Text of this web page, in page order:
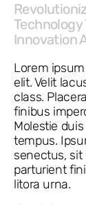
Technology
Innovation
Lorem
elit. Velit
class.
finibus
Molestie
tempus.
senectus, sit
parturient
litora urna.